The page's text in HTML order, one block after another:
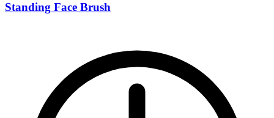
Standing Face Brush